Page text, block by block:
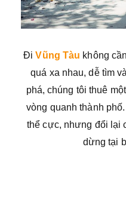
ĐiVũng Tàu không
quá xa nhau, dễ tìm
phá, chúng tôi thuê
vòng quanh thành
thể cực, nhưng đổi lại
dừng tại